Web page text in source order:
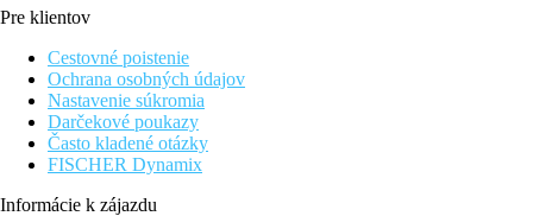
Pre klientov
Cestovné poistenie
Ochrana osobných údajov
Nastavenie súkromia
Darčekové poukazy
Často kladené otázky
FISCHER Dynamix
Informácie k zájazdu